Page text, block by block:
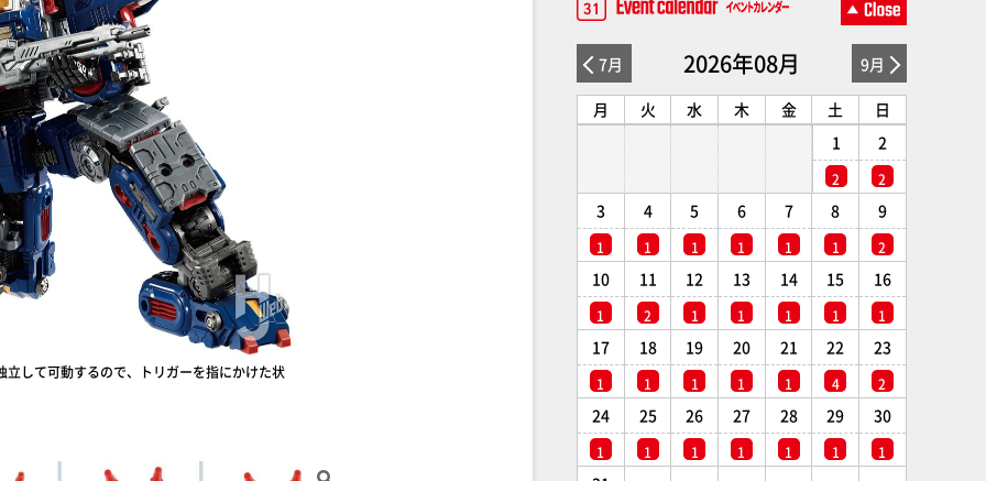
して可動するので、トリガーを指にかけた状
7月 2026年08月 9月
月 火 水 木 金 土
日
1
2
2
2
3
1
4
1
5
1
6
1
7
1
8
1
9
2
10
1
11
2
12
1
13
1
14
1
15
1
16
1
17
1
18
1
19
1
20
1
21
1
22
4
23
2
24
1
25
1
26
1
27
1
28
1
29
1
30
1